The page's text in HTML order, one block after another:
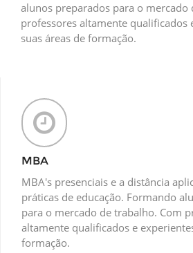
alunos preparados para o mercado
professores altamente qualificados
suas áreas de formação.
MBA
MBA's presenciais e a distância
práticas de educação. Formando
para o mercado de trabalho. Com
altamente qualificados e
formação.